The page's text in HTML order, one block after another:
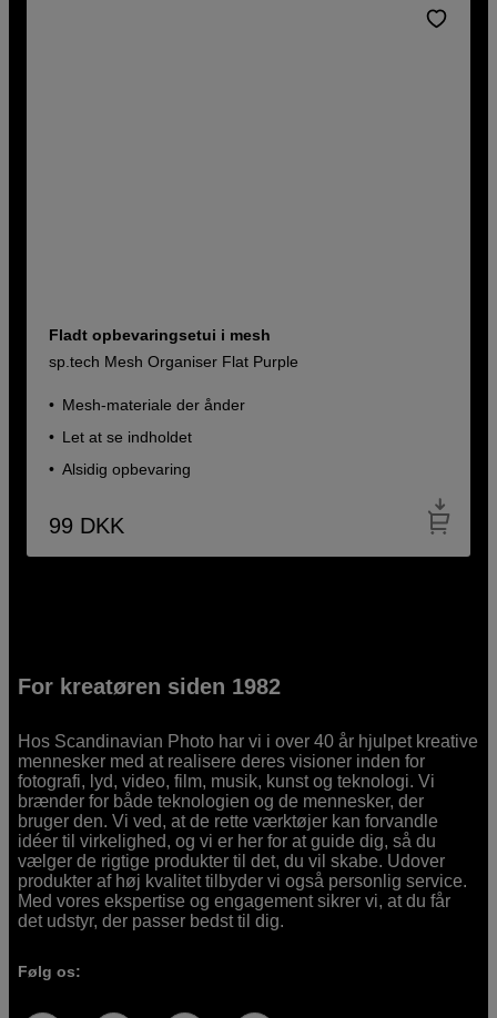
Fladt opbevaringsetui i mesh
sp.tech Mesh Organiser Flat Purple
Mesh-materiale der ånder
Let at se indholdet
Alsidig opbevaring
99 DKK
For kreatøren siden 1982
Hos Scandinavian Photo har vi i over 40 år hjulpet kreative
mennesker med at realisere deres visioner inden for
fotografi, lyd, video, film, musik, kunst og teknologi. Vi
brænder for både teknologien og de mennesker, der
bruger den. Vi ved, at de rette værktøjer kan forvandle
idéer til virkelighed, og vi er her for at guide dig, så du
vælger de rigtige produkter til det, du vil skabe. Udover
produkter af høj kvalitet tilbyder vi også personlig service.
Med vores ekspertise og engagement sikrer vi, at du får
det udstyr, der passer bedst til dig.
Følg os: